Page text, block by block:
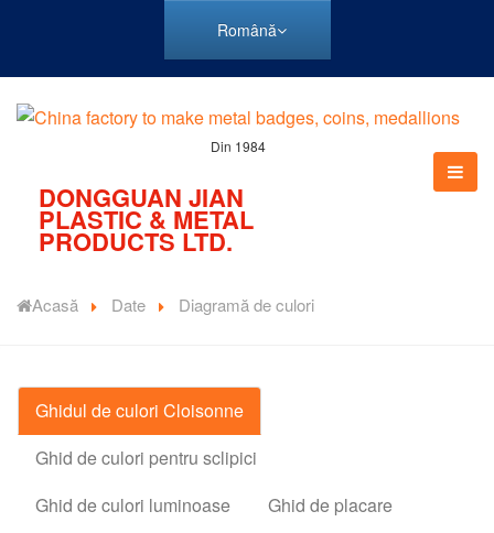
Română
Din 1984
DONGGUAN JIAN
PLASTIC & METAL
PRODUCTS LTD.
Acasă Date Diagramă de culori
Ghidul de culori Cloisonne
Ghid de culori pentru sclipici
Ghid de culori luminoase
Ghid de placare